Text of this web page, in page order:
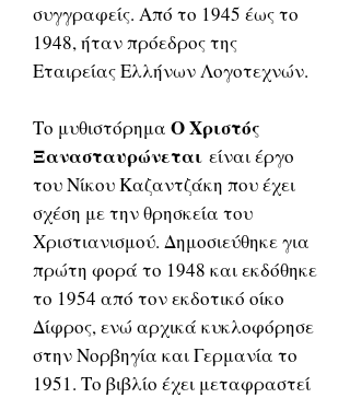
συγγραφείς. Από το 1945 έως το
1948, ήταν πρόεδρος της
Εταιρείας Ελλήνων Λογοτεχνών.
Το μυθιστόρημα Ο Χριστός
Ξανασταυρώνεται είναι έργο
του Νίκου Καζαντζάκη που έχει
σχέση με την θρησκεία του
Χριστιανισμού. Δημοσιεύθηκε για
πρώτη φορά το 1948 και εκδόθηκε
το 1954 από τον εκδοτικό οίκο
Δίφρος, ενώ αρχικά κυκλοφόρησε
στην Νορβηγία και Γερμανία το
1951. Το βιβλίο έχει μεταφραστεί